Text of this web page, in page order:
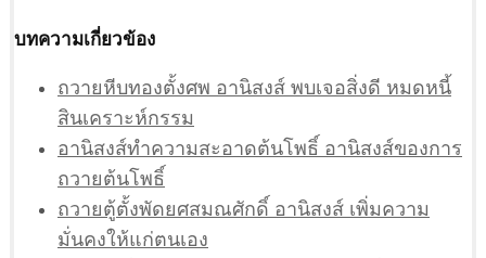
บทความเกี่ยวข้อง
ถวายหีบทองตั้งศพ อานิสงส์ พบเจอสิ่งดี หมดหนี้
สินเคราะห์กรรม
อานิสงส์ทำความสะอาดต้นโพธิ์ อานิสงส์ของการ
ถวายต้นโพธิ์
ถวายตู้ตั้งพัดยศสมณศักดิ์ อานิสงส์ เพิ่มความ
มั่นคงให้แก่ตนเอง